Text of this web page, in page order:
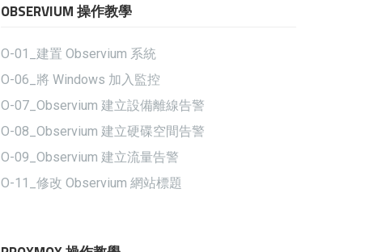
OBSERVIUM 操作教學
O-01_建置 Observium 系統
O-06_將 Windows 加入監控
O-07_Observium 建立設備離線告警
O-08_Observium 建立硬碟空間告警
O-09_Observium 建立流量告警
O-11_修改 Observium 網站標題